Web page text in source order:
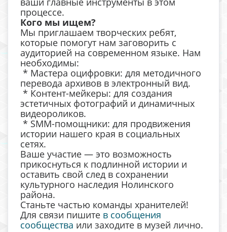
процессе.
Кого мы ищем?
Мы приглашаем творческих ребят,
которые помогут нам заговорить с
аудиторией на современном языке. Нам
необходимы:
* Мастера оцифровки: для методичного
перевода архивов в электронный вид.
* Контент-мейкеры: для создания
эстетичных фотографий и динамичных
видеороликов.
* SMM-помощники: для продвижения
истории нашего края в социальных
сетях.
Ваше участие — это возможность
прикоснуться к подлинной истории и
оставить свой след в сохранении
культурного наследия Нолинского
района.
Станьте частью команды хранителей!
Для связи пишите в сообщения
сообщества или заходите в музей лично.